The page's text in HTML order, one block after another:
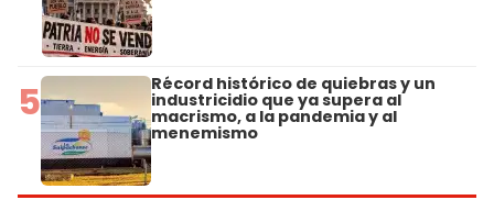
5 Récord histórico de quiebras y un
industricidio que ya supera al
macrismo, a la pandemia y al
menemismo